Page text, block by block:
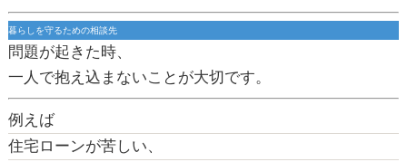
暮らしを守るための相談先
問題が起きた時、
一人で抱え込まないことが大切です。
例えば
住宅ローンが苦しい、